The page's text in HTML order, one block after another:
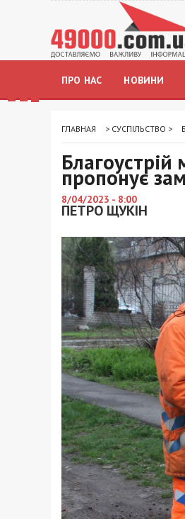
ПРО НАС НОВИНИ
ГЛАВНАЯ > СУСПІЛЬСТВО >
Благоустрій
пропонує
8/04/2023 - 8:00
ПЕТРО ЩУКІН